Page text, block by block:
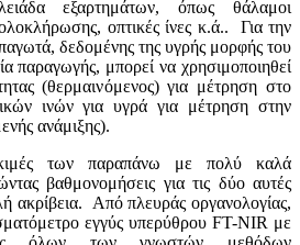
εξαρτημάτων, όπως θάλαμοι
οπτικές ίνες κ.ά.. Για την
δεδομένης της υγρής μορφής του
παραγωγής, μπορεί να χρησιμοποιηθεί
(θερμαινόμενος) για μέτρηση στο
ινών για υγρά για μέτρηση στην
ανάμιξης).
των παραπάνω με πολύ καλά
βαθμονομήσεις για τις δύο αυτές
ακρίβεια. Από πλευράς οργανολογίας,
εγγύς υπερύθρου FT-NIR με